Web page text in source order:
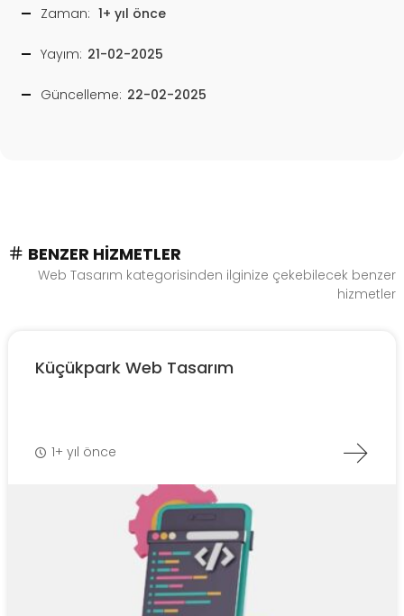
Zaman: 1+ yıl önce
Yayım: 21-02-2025
Güncelleme: 22-02-2025
BENZER HIZMETLER
Web Tasarım kategorisinden ilginize çekebilecek benzer
hizmetler
Küçükpark Web Tasarım
1+ yıl önce